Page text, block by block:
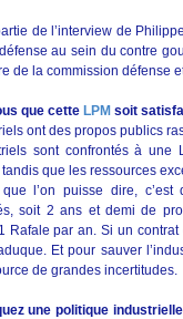
de l’interview de
au sein du contre
de la commission défense
que cette LPM soit
ont des propos publics
sont confrontés à une
que les ressources
l’on puisse dire,
soit 2 ans et demi de
Rafale par an. Si un
Et pour sauver
de grandes incertitudes.
une politique